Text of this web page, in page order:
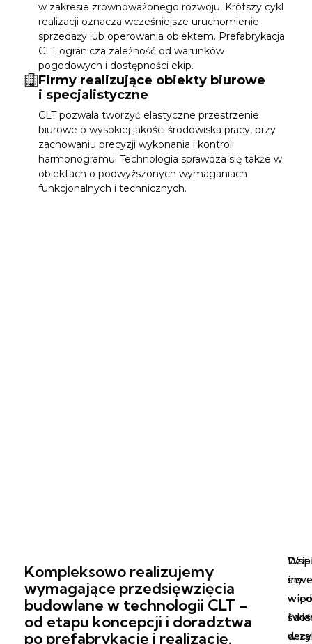
w zakresie zrównoważonego rozwoju. Krótszy cykl
realizacji oznacza wcześniejsze uruchomienie
sprzedaży lub operowania obiektem. Prefabrykacja
CLT ogranicza zależność od warunków
pogodowych i dostępności ekip.
Firmy realizujące obiekty biurowe
i specjalistyczne
CLT pozwala tworzyć elastyczne przestrzenie
biurowe o wysokiej jakości środowiska pracy, przy
zachowaniu precyzji wykonania i kontroli
harmonogramu. Technologia sprawdza się także w
obiektach o podwyższonych wymaganiach
funkcjonalnych i technicznych.
Kompleksowo realizujemy
wymagające przedsięwzięcia
budowlane w technologii CLT –
od etapu koncepcji i doradztwa
po prefabrykację i realizację.
w
się
i
w